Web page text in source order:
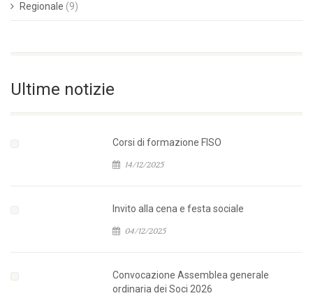
Regionale (9)
Ultime notizie
Corsi di formazione FISO
14/12/2025
Invito alla cena e festa sociale
04/12/2025
Convocazione Assemblea generale
ordinaria dei Soci 2026